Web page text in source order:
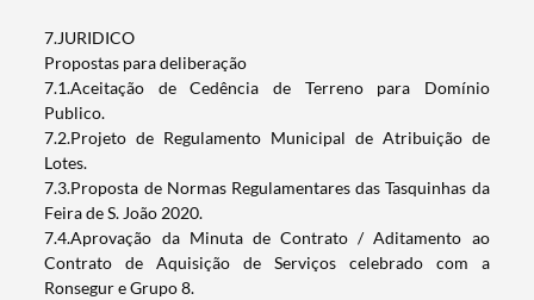
7.JURIDICO
Propostas para deliberação
7.1.Aceitação de Cedência de Terreno para Domínio
Publico.
7.2.Projeto de Regulamento Municipal de Atribuição de
Lotes.
7.3.Proposta de Normas Regulamentares das Tasquinhas da
Feira de S. João 2020.
7.4.Aprovação da Minuta de Contrato / Aditamento ao
Contrato de Aquisição de Serviços celebrado com a
Ronsegur e Grupo 8.